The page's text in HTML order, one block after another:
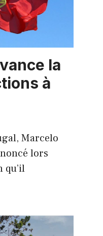
la
à
Marcelo
lors
qu’il